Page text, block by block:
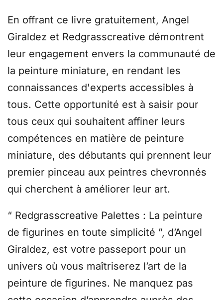
En offrant ce livre gratuitement, Angel
Giraldez et Redgrasscreative démontrent
leur engagement envers la communauté de
la peinture miniature, en rendant les
connaissances d'experts accessibles à
tous. Cette opportunité est à saisir pour
tous ceux qui souhaitent affiner leurs
compétences en matière de peinture
miniature, des débutants qui prennent leur
premier pinceau aux peintres chevronnés
qui cherchent à améliorer leur art.
“ Redgrasscreative Palettes : La peinture
de figurines en toute simplicité ”, d’Angel
Giraldez, est votre passeport pour un
univers où vous maîtriserez l’art de la
peinture de figurines. Ne manquez pas